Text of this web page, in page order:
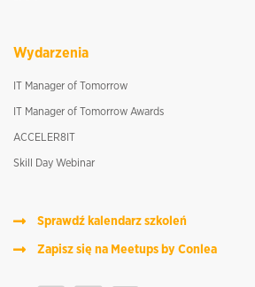
Wydarzenia
IT Manager of Tomorrow
IT Manager of Tomorrow Awards
ACCELER8IT
Skill Day Webinar
Sprawdź kalendarz szkoleń
Zapisz się na Meetups by Conlea